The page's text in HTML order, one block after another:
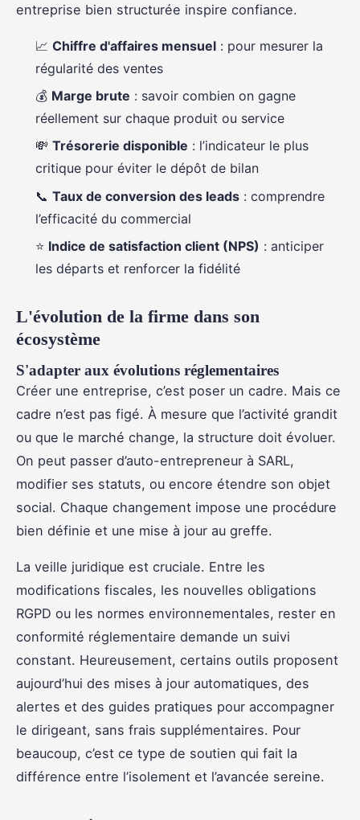
entreprise bien structurée inspire confiance.
📈 Chiffre d'affaires mensuel : pour mesurer la
régularité des ventes
💰 Marge brute : savoir combien on gagne
réellement sur chaque produit ou service
💸 Trésorerie disponible : l’indicateur le plus
critique pour éviter le dépôt de bilan
📞 Taux de conversion des leads : comprendre
l’efficacité du commercial
⭐ Indice de satisfaction client (NPS) : anticiper
les départs et renforcer la fidélité
L'évolution de la firme dans son
écosystème
S'adapter aux évolutions réglementaires
Créer une entreprise, c’est poser un cadre. Mais ce
cadre n’est pas figé. À mesure que l’activité grandit
ou que le marché change, la structure doit évoluer.
On peut passer d’auto-entrepreneur à SARL,
modifier ses statuts, ou encore étendre son objet
social. Chaque changement impose une procédure
bien définie et une mise à jour au greffe.
La veille juridique est cruciale. Entre les
modifications fiscales, les nouvelles obligations
RGPD ou les normes environnementales, rester en
conformité réglementaire demande un suivi
constant. Heureusement, certains outils proposent
aujourd’hui des mises à jour automatiques, des
alertes et des guides pratiques pour accompagner
le dirigeant, sans frais supplémentaires. Pour
beaucoup, c’est ce type de soutien qui fait la
différence entre l’isolement et l’avancée sereine.